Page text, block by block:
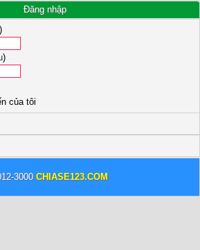
Đăng nhập
)
)
của tôi
3000 CHIASE123.COM